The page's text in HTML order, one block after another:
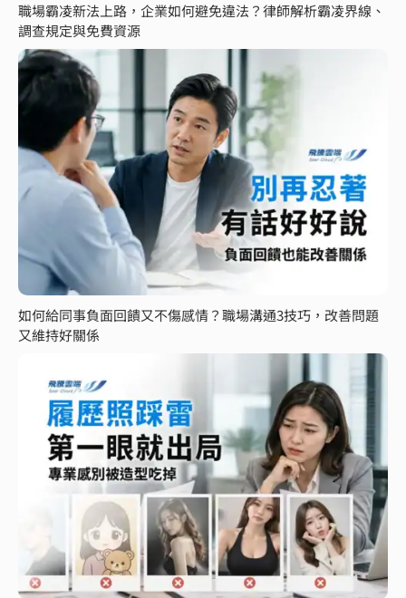
職場霸凌新法上路，企業如何避免違法？律師解析霸凌界線、
調查規定與免費資源
如何給同事負面回饋又不傷感情？職場溝通3技巧，改善問題
又維持好關係